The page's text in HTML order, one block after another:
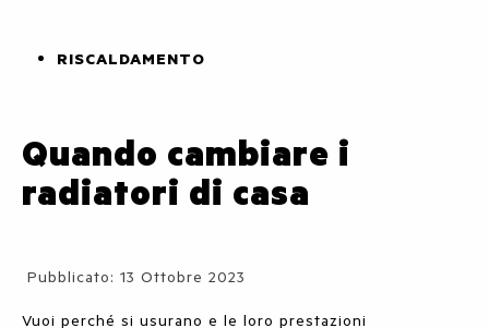
RISCALDAMENTO
Quando cambiare i
radiatori di casa
Dettagli
Pubblicato: 13 Ottobre 2023
Vuoi perché si usurano e le loro prestazioni